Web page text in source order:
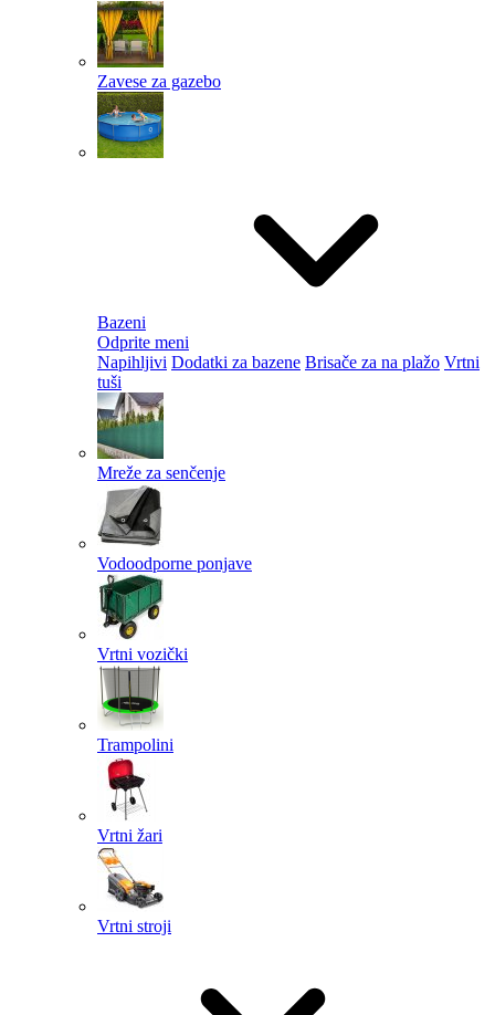
Zavese za gazebo
Bazeni
Odprite meni
Napihljivi Dodatki za bazene Brisače za na plažo Vrtni
tuši
Mreže za senčenje
Vodoodporne ponjave
Vrtni vozički
Trampolini
Vrtni žari
Vrtni stroji